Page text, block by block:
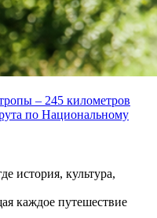
– 245 километров
по Национальному
история, культура,
каждое путешествие